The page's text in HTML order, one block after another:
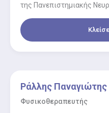
της Πανεπιστημιακής
Ράλλης Παναγιώτης
Φυσικοθεραπευτής